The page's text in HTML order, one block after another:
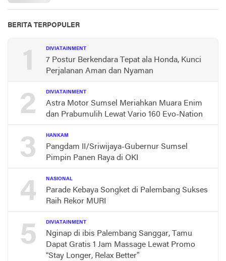
BERITA TERPOPULER
1 DIVIATAINMENT
7 Postur Berkendara Tepat ala Honda, Kunci
Perjalanan Aman dan Nyaman
2 DIVIATAINMENT
Astra Motor Sumsel Meriahkan Muara Enim
dan Prabumulih Lewat Vario 160 Evo-Nation
3 HANKAM
Pangdam II/Sriwijaya-Gubernur Sumsel
Pimpin Panen Raya di OKI
4 NASIONAL
Parade Kebaya Songket di Palembang Sukses
Raih Rekor MURI
5 DIVIATAINMENT
Nginap di ibis Palembang Sanggar, Tamu
Dapat Gratis 1 Jam Massage Lewat Promo
“Stay Longer, Relax Better”